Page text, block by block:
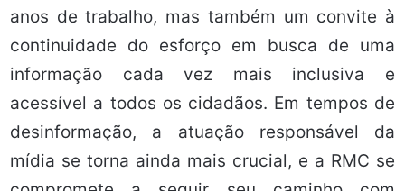
anos de trabalho, mas também um convite à
continuidade do esforço em busca de uma
informação cada vez mais inclusiva e
acessível a todos os cidadãos. Em tempos de
desinformação, a atuação responsável da
mídia se torna ainda mais crucial, e a RMC se